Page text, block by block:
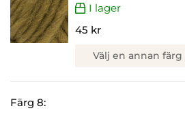
I lager
45 kr
Välj en annan färg
Färg 8: